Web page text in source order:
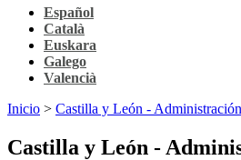
Español
Català
Euskara
Galego
Valencià
Inicio > Castilla y León -
Castilla y León -